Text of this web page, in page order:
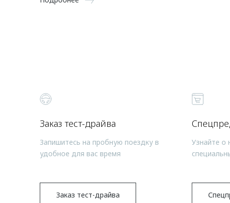
Заказ тест-драйва
Запишитесь на пробную поездку в
удобное для вас время
Заказ тест-драйва
Узнайте о